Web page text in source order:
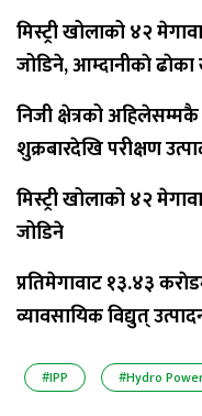
मिस्ट्री खोलाको ४२
जोडिने, आम्दानीकाे
निजी क्षेत्रको
शुक्रबारदेखि परीक्षण
मिस्ट्री खोलाको ४२
जोडिने
प्रतिमेगावाट १३.४३
व्यावसायिक विद्युत्
#IPP #Hydro